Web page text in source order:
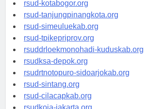
rsud-kotabogor.org
rsud-tanjungpinangkota.org
rsud-simeuluekab.org
rsud-tpikepriprov.org
rsuddrloekmonohadi-kuduskab.org
rsudksa-depok.org
rsudrtnotopuro-sidoarjokab.org
rsud-sintang.org
rsud-cilacapkab.org